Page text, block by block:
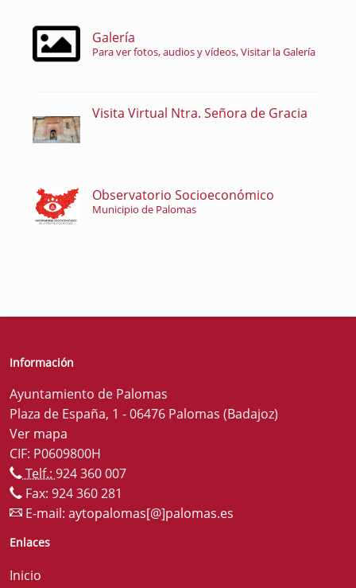
Galería
Para ver fotos, audios y vídeos, Visitar la Galería
Visita Virtual Ntra. Señora de Gracia
Observatorio Socioeconómico
Municipio de Palomas
Información
Ayuntamiento de Palomas
Plaza de España, 1 - 06476 Palomas (Badajoz)
Ver mapa
CIF: P0609800H
Telf.: 924 360 007
Fax: 924 360 281
E-mail: aytopalomas[@]palomas.es
Enlaces
Inicio